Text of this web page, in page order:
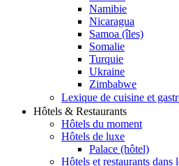
Namibie
Nicaragua
Samoa (îles)
Somalie
Turquie
Ukraine
Zimbabwe
Lexique de cuisine et
Hôtels & Restaurants
Hôtels du moment
Hôtels de luxe
Palace (hôtel)
Hôtels et restaurants dans